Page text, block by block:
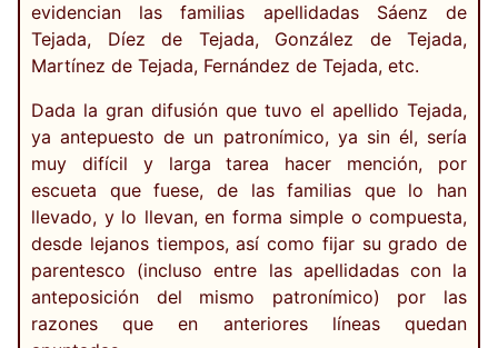
evidencian las familias apellidadas Sáenz de
Tejada, Díez de Tejada, González de Tejada,
Martínez de Tejada, Fernández de Tejada, etc.
Dada la gran difusión que tuvo el apellido Tejada,
ya antepuesto de un patronímico, ya sin él, sería
muy difícil y larga tarea hacer mención, por
escueta que fuese, de las familias que lo han
llevado, y lo llevan, en forma simple o compuesta,
desde lejanos tiempos, así como fijar su grado de
parentesco (incluso entre las apellidadas con la
anteposición del mismo patronímico) por las
razones que en anteriores líneas quedan